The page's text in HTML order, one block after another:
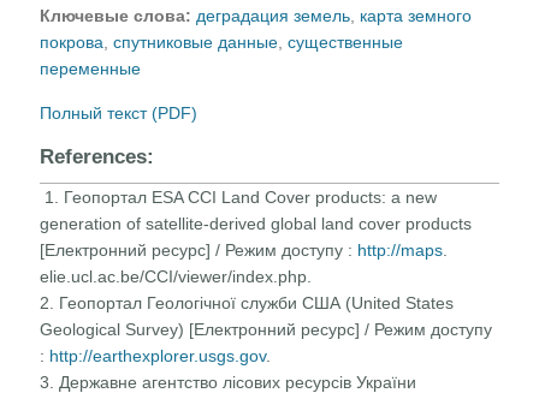
Ключевые слова: деградация земель карта земного
покрова ,спутниковые данные ,существенные
переменные
Полный текст (PDF)
References:
1. Геопортал ESA CCI Land Cover products: a new
generation of satellite-derived global land cover products
[Електронний ресурс] / Режим доступу : http://maps
elie.ucl.ac.be/CCI/viewer/index.php.
2. Геопортал Геологічної служби США (United States
Geological Survey) [Електронний ресурс] / Режим доступу
: http://earthexplorer.usgs.gov.
3. Державне агентство лісових ресурсів України